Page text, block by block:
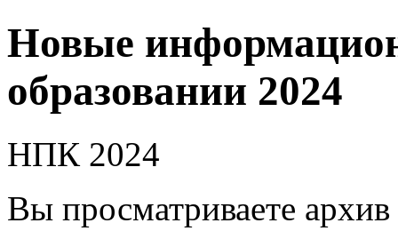
Новые
образовании 2024
НПК 2024
Вы просматриваете